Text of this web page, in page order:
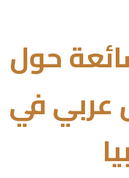
حول
عربي في